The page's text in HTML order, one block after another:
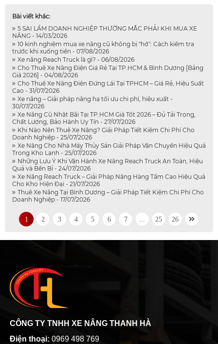
Bài viết khác:
5 SAI LẦM DOANH NGHIỆP THƯỜNG MẮC PHẢI KHI MUA XE
NÂNG - 14/03/2026
10 kinh nghiệm mua xe nâng cũ không bị "hớ": Cách kiểm tra
trước khi xuống tiền - 07/08/2026
Xe nâng Reach Truck là gì? - 06/08/2026
Cho Thuê Xe Nâng Điện Giá Rẻ Tại TP.HCM & Bình Dương [Bảng
Giá 2026] - 04/08/2026
Cho Thuê Xe Nâng Điện Đứng Lái Tại TPHCM – Giá Rẻ, Hiệu Suất
Cao - 31/07/2026
Xe nâng – Giải pháp nâng hạ tối ưu chi phí, hiệu xuất -
30/07/2026
Xe Nâng Cũ Nhật Bãi Tại TP.HCM Giá Tốt 2026 – Đủ Tải Trọng,
Chất Lượng, Bảo Hành Uy Tín - 27/07/2026
Khi Nào Nên Thuê Xe Nâng? Giải Pháp Tiết Kiệm Chi Phí Cho
Doanh Nghiệp - 25/07/2026
Xe Nâng Cho Nhà Máy Thủy Sản Giải Pháp Vận Chuyển Hiệu Quả
Trong Kho Lạnh - 25/07/2026
Những Lưu Ý Khi Vận Hành Xe Nâng Reach Truck An Toàn, Hiệu
Quả và Bền Bỉ - 24/07/2026
Xe Nâng Reach Truck – Giải Pháp Nâng Hàng Tầm Cao Hiệu Quả
Cho Kho Hiện Đại - 21/07/2026
Thuê Xe Nâng Tại Bình Dương – Giải Pháp Tiết Kiệm Chi Phí Cho
Doanh Nghiệp - 17/07/2026
1 2 3 4 5 6 7 25 26
CÔNG TY TNHH XE NÂNG THANH HÀ
Điện thoại: 0969 498 769